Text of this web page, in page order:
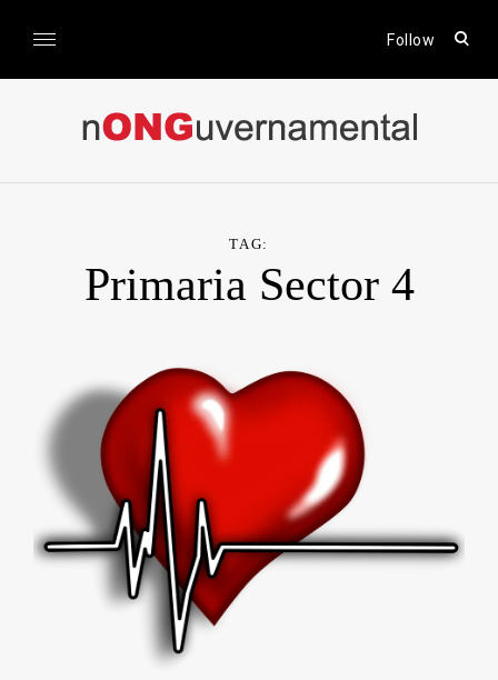
Follow
open
form
nONGuvernamental
TAG:
Primaria Sector 4